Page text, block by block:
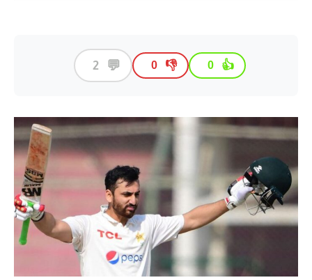
👍
0
👎
0
💬
2